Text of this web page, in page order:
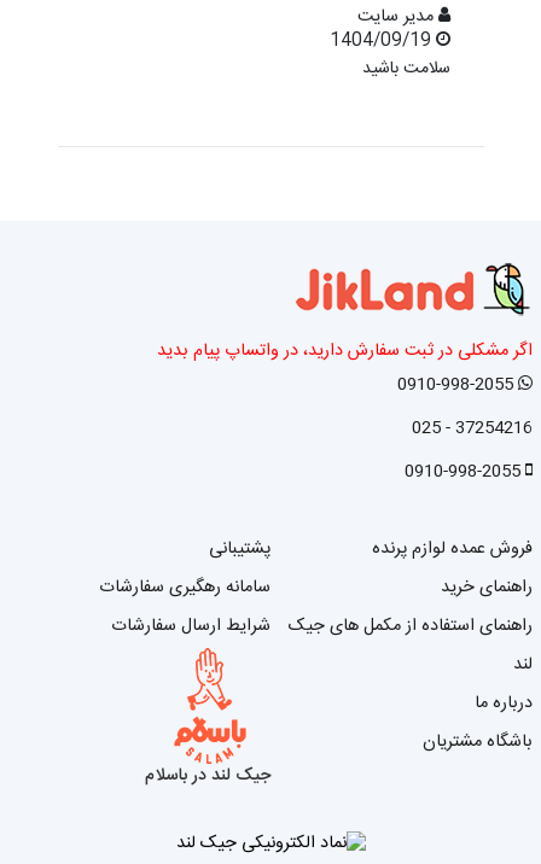
مدیر سایت
سلامت باشید
اگر مشکلی در ثبت سفارش دارید، در واتساپ پیام بدید
0910-998-2055
37254216 - 025
0910-998-2055
فروش عمده لوازم پرنده
راهنمای خرید
راهنمای استفاده از مکمل های جیک
لند
درباره ما
باشگاه مشتریان
پشتیبانی
سامانه رهگیری سفارشات
شرایط ارسال سفارشات
جیک لند در باسلام